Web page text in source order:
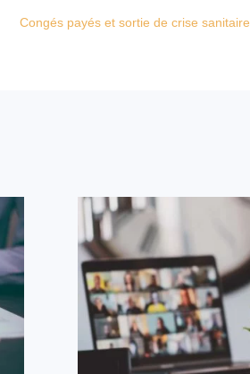
Congés payés et sortie de crise sanitaire